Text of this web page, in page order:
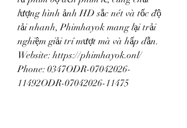
lượng hình ảnh HD sắc nét và tốc độ
tải nhanh, Phimhayok mang lại trải
nghiệm giải trí mượt mà và hấp dẫn.
Website: https://phimhayok.onl/
Phone: 0347ODR-07042026-
11492ODR-07042026-11475